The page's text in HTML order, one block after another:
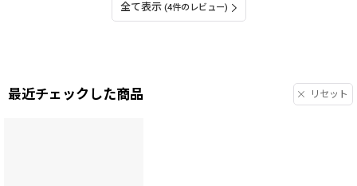
全て表示 (4件のレビュー)
最近チェックした商品 リセット